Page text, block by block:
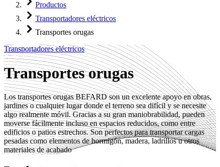
Productos
Transportadores eléctricos
Transportes orugas
Transportadores eléctricos
Transportes orugas
Los transportes orugas BEFARD son un excelente apoyo en obras,
jardines o cualquier lugar donde el terreno sea difícil y se necesite
algo realmente móvil. Gracias a su gran maniobrabilidad, pueden
moverse fácilmente incluso en espacios reducidos, como entre
edificios o patios estrechos. Son perfectos para transportar cargas
pesadas como elementos de hormigón, madera, ladrillos u otros
materiales de acabado